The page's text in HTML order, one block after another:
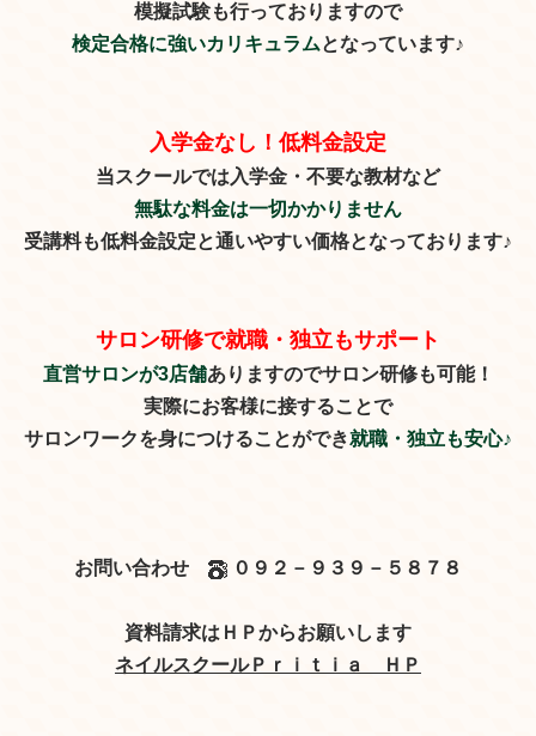
模擬試験も行っておりますので
検定合格に強いカリキュラムとなっています♪
入学金なし！低料金設定
当スクールでは入学金・不要な教材など
無駄な料金は一切かかりません
受講料も低料金設定と通いやすい価格となっております♪
サロン研修で就職・独立もサポート
直営サロンが3店舗ありますのでサロン研修も可能！
実際にお客様に接することで
サロンワークを身につけることができ就職・独立も安心♪
お問い合わせ ０９２－９３９－５８７８
資料請求はＨＰからお願いします
ネイルスクールＰｒｉｔｉａ ＨＰ